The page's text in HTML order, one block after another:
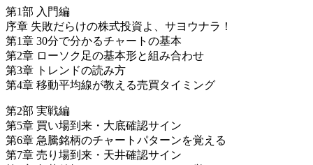
第1部 入門編
序章 失敗だらけの株式投資よ、サヨウナラ！
第1章 30分で分かるチャートの基本
第2章 ローソク足の基本形と組み合わせ
第3章 トレンドの読み方
第4章 移動平均線が教える売買タイミング
第2部 実戦編
第5章 買い場到来・大底確認サイン
第6章 急騰銘柄のチャートパターンを覚える
第7章 売り場到来・天井確認サイン